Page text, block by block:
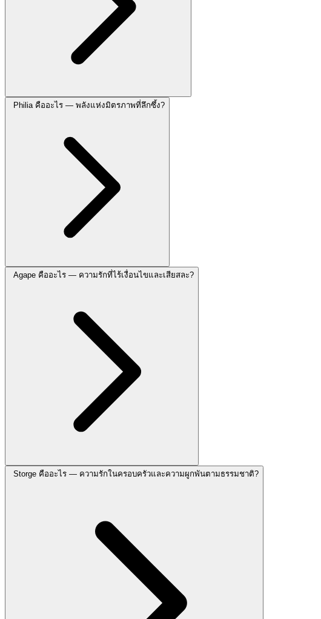
Philia คืออะไร — พลังแห่งมิตรภาพที่ลึกซึ้ง?
Agape คืออะไร — ความรักที่ไร้เงื่อนไขและเสียสละ?
Storge คืออะไร — ความรักในครอบครัวและความผูกพันตามธรรมชาติ?